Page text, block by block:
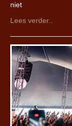
niet
Lees verder..